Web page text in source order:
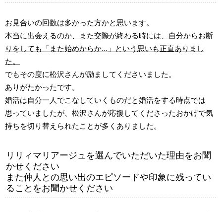
お見合いの回数は多かった方かと思います。
本当に出会えるのか、また交際が終わる時には、自分からお断
りをしても「また始めからか...」という思いも正直ありまし
た。
でもその度に松沢さんが励ましてくださいました。
ありがたかったです。
婚活は自分一人でこなしていくものだと婚活をする時点では
思っていましたが、松沢さんが応援してくださったおかげで気
持ちを切り替えられたことが多くありました。
リリィマリアージュを選んでいただいた理由をお聞
かせください
また仲人との思い出のエピソードや印象に残ってい
ることをお聞かせください